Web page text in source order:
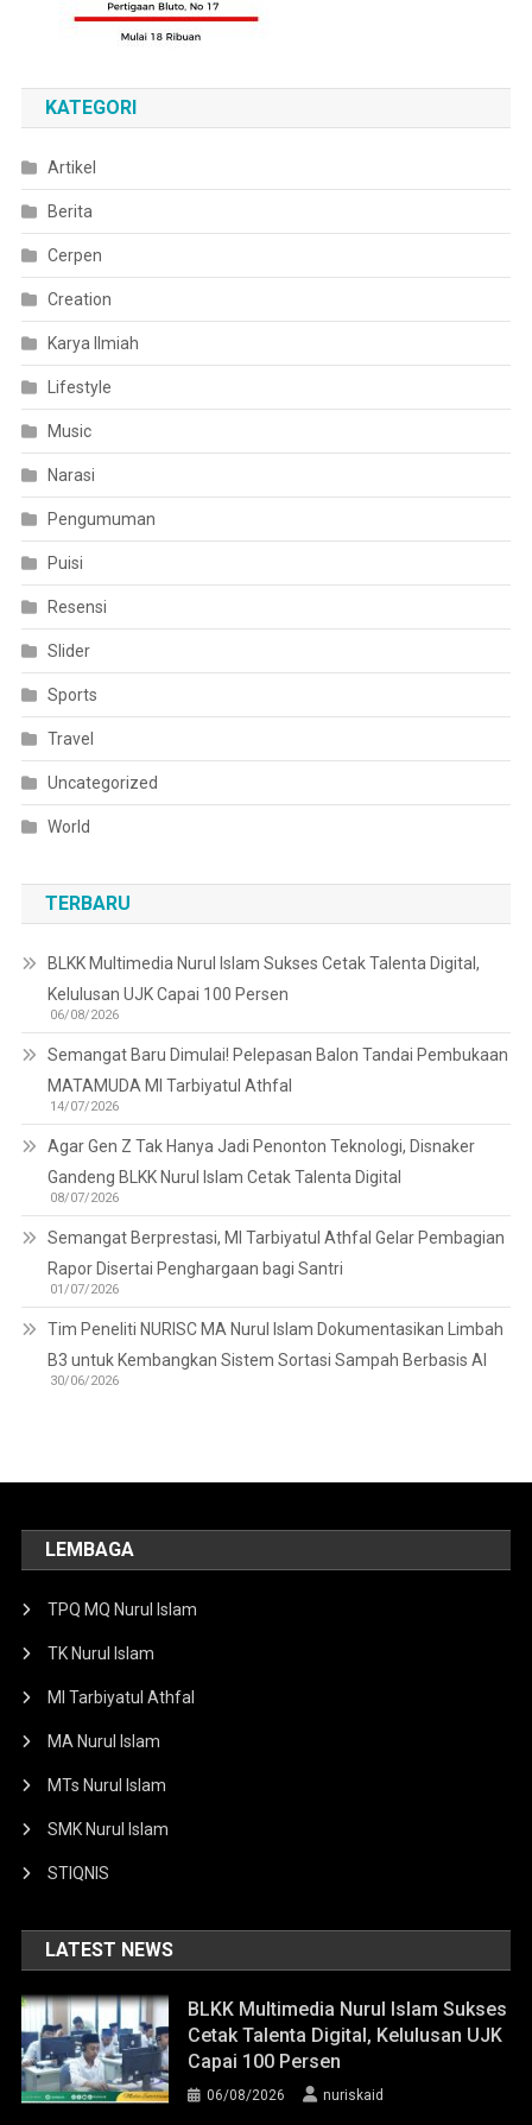
KATEGORI
Artikel
Berita
Cerpen
Creation
Karya Ilmiah
Lifestyle
Music
Narasi
Pengumuman
Puisi
Resensi
Slider
Sports
Travel
Uncategorized
World
TERBARU
BLKK Multimedia Nurul Islam Sukses Cetak Talenta Digital,
Kelulusan UJK Capai 100 Persen
06/08/2026
Semangat Baru Dimulai! Pelepasan Balon Tandai Pembukaan
MATAMUDA MI Tarbiyatul Athfal
14/07/2026
Agar Gen Z Tak Hanya Jadi Penonton Teknologi, Disnaker
Gandeng BLKK Nurul Islam Cetak Talenta Digital
08/07/2026
Semangat Berprestasi, MI Tarbiyatul Athfal Gelar Pembagian
Rapor Disertai Penghargaan bagi Santri
01/07/2026
Tim Peneliti NURISC MA Nurul Islam Dokumentasikan Limbah
B3 untuk Kembangkan Sistem Sortasi Sampah Berbasis AI
30/06/2026
LEMBAGA
TPQ MQ Nurul Islam
TK Nurul Islam
MI Tarbiyatul Athfal
MA Nurul Islam
MTs Nurul Islam
SMK Nurul Islam
STIQNIS
LATEST NEWS
BLKK Multimedia Nurul Islam Sukses
Cetak Talenta Digital, Kelulusan UJK
Capai 100 Persen
06/08/2026 nuriskaid